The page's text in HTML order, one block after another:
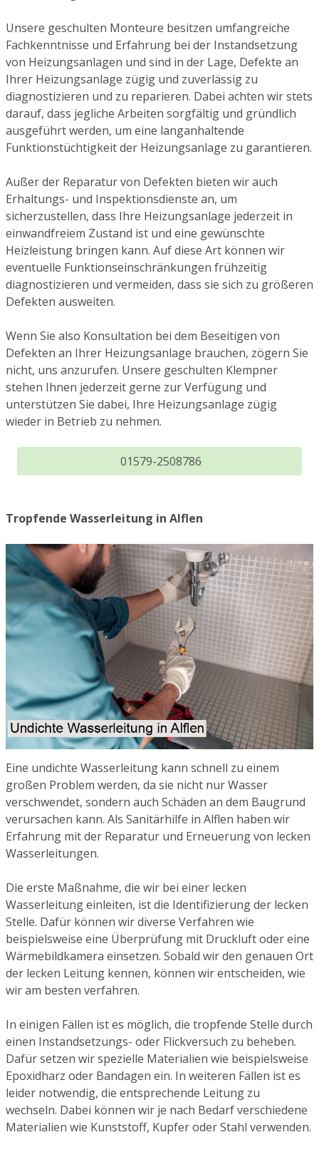
Unsere geschulten Monteure besitzen umfangreiche
Fachkenntnisse und Erfahrung bei der Instandsetzung
von Heizungsanlagen und sind in der Lage, Defekte an
Ihrer Heizungsanlage zügig und zuverlässig zu
diagnostizieren und zu reparieren. Dabei achten wir stets
darauf, dass jegliche Arbeiten sorgfältig und gründlich
ausgeführt werden, um eine langanhaltende
Funktionstüchtigkeit der Heizungsanlage zu garantieren.
Außer der Reparatur von Defekten bieten wir auch
Erhaltungs- und Inspektionsdienste an, um
sicherzustellen, dass Ihre Heizungsanlage jederzeit in
einwandfreiem Zustand ist und eine gewünschte
Heizleistung bringen kann. Auf diese Art können wir
eventuelle Funktionseinschränkungen frühzeitig
diagnostizieren und vermeiden, dass sie sich zu größeren
Defekten ausweiten.
Wenn Sie also Konsultation bei dem Beseitigen von
Defekten an Ihrer Heizungsanlage brauchen, zögern Sie
nicht, uns anzurufen. Unsere geschulten Klempner
stehen Ihnen jederzeit gerne zur Verfügung und
unterstützen Sie dabei, Ihre Heizungsanlage zügig
wieder in Betrieb zu nehmen.
01579-2508786
Tropfende Wasserleitung in Alflen
Eine undichte Wasserleitung kann schnell zu einem
großen Problem werden, da sie nicht nur Wasser
verschwendet, sondern auch Schäden an dem Baugrund
verursachen kann. Als Sanitärhilfe in Alflen haben wir
Erfahrung mit der Reparatur und Erneuerung von lecken
Wasserleitungen.
Die erste Maßnahme, die wir bei einer lecken
Wasserleitung einleiten, ist die Identifizierung der lecken
Stelle. Dafür können wir diverse Verfahren wie
beispielsweise eine Überprüfung mit Druckluft oder eine
Wärmebildkamera einsetzen. Sobald wir den genauen Ort
der lecken Leitung kennen, können wir entscheiden, wie
wir am besten verfahren.
In einigen Fällen ist es möglich, die tropfende Stelle durch
einen Instandsetzungs- oder Flickversuch zu beheben.
Dafür setzen wir spezielle Materialien wie beispielsweise
Epoxidharz oder Bandagen ein. In weiteren Fällen ist es
leider notwendig, die entsprechende Leitung zu
wechseln. Dabei können wir je nach Bedarf verschiedene
Materialien wie Kunststoff, Kupfer oder Stahl verwenden.